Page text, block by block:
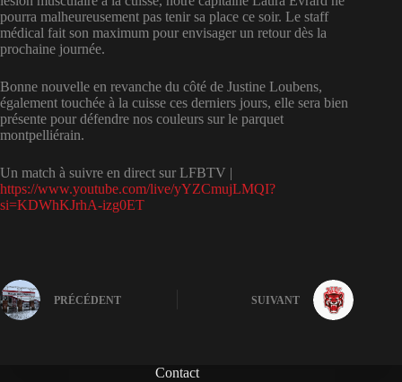
pourra malheureusement pas tenir sa place ce soir. Le staff
médical fait son maximum pour envisager un retour dès la
prochaine journée.
Bonne nouvelle en revanche du côté de Justine Loubens,
également touchée à la cuisse ces derniers jours, elle sera bien
présente pour défendre nos couleurs sur le parquet
montpelliérain.
Un match à suivre en direct sur LFBTV |
https://www.youtube.com/live/yYZCmujLMQI?
si=KDWhKJrhA-izg0ET
PRÉCÉDENT SUIVANT
Contact